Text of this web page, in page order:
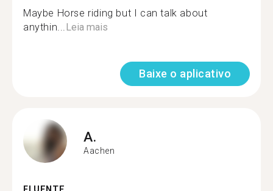
Maybe Horse riding but I can talk about
anythin...Leia mais
Baixe o aplicativo
A.
Aachen